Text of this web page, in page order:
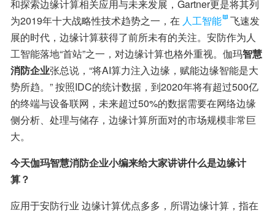
和探索边缘计算相关应用与未来发展，Gartner更是将其列
为2019年十大战略性技术趋势之一，在 人工智能
飞速发
展的时代，边缘计算获得了前所未有的关注。安防作为人
工智能落地“首站”之一，对边缘计算也格外重视。伽玛智慧
消防企业张总说，“将AI算力注入边缘，赋能边缘智能是大
势所趋。” 按照IDC的统计数据，到2020年将有超过500亿
的终端与设备联网，未来超过50%的数据需要在网络边缘
侧分析、处理与储存，边缘计算所面对的市场规模非常巨
大。
今天伽玛智慧消防企业小编来给大家讲讲什么是边缘计
算？
应用于安防行业 边缘计算优点多多，所谓边缘计算，指在